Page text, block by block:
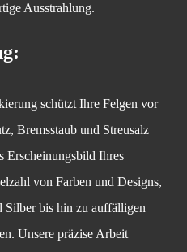
Ausstrahlung.
schützt Ihre Felgen vor
Bremsstaub und Streusalz
Erscheinungsbild Ihres
von Farben und Designs,
Silber bis hin zu auffälligen
Unsere präzise Arbeit